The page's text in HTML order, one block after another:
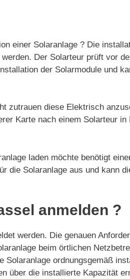
einer Solaranlage ? Die
Der Solarteur prüft vor
der Solarmodule und
zutrauen diese Elektrisch
Karte nach einem Solarteur in
laden möchte benötigt
die Solaranlage aus und kann
anmelden ?
werden. Die genauen
beim örtlichen
ordnungsgemäß
über die installierte Kapazität